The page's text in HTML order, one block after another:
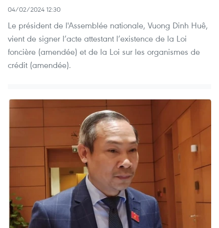
04/02/2024 12:30
Le président de l'Assemblée nationale, Vuong Dinh Huê,
vient de signer l’acte attestant l’existence de la Loi
foncière (amendée) et de la Loi sur les organismes de
crédit (amendée).